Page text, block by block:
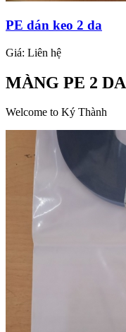
PE dán keo 2 da
Giá: Liên hệ
MÀNG PE 2 DA
Welcome to Ký Thành